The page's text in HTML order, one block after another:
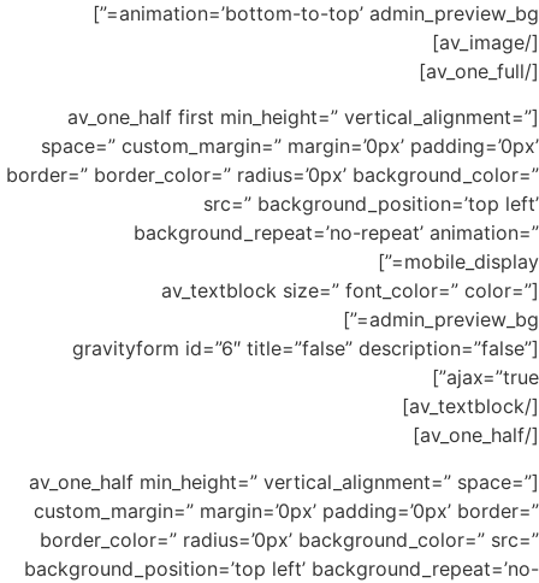
animation=’bottom-to-top’ admin_preview_bg=”]
[av_one_half first min_height=”
space=” custom_margin=” margin=’0px’
border=” border_color=” radius=’0px’
src=”
background_repeat=’no-repeat’
[av_textblock size=”
[gravityform id=”6″ title=”false”
[av_one_half min_height=”
custom_margin=” margin=’0px’
border_color=” radius=’0px’
background_position=’top left’